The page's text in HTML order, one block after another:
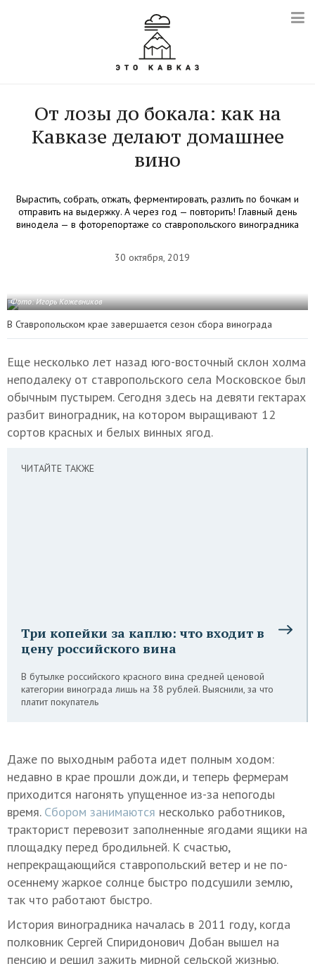
От лозы до бокала: как на
Кавказе делают домашнее
вино
Вырастить, собрать, отжать, ферментировать, разлить по бочкам и
отправить на выдержку. А через год — повторить! Главный день
винодела — в фоторепортаже со ставропольского виноградника
30 октября, 2019
Фото: Игорь Кожевников
В Ставропольском крае завершается сезон сбора винограда
Еще несколько лет назад юго-восточный склон холма
неподалеку от ставропольского села Московское был
обычным пустырем. Сегодня здесь на девяти гектарах
разбит виноградник, на котором выращивают 12
сортов красных и белых винных ягод.
ЧИТАЙТЕ ТАКЖЕ
Три копейки за каплю: что входит в
цену российского вина
В бутылке российского красного вина средней ценовой
категории винограда лишь на 38 рублей. Выяснили, за что
платит покупатель
Даже по выходным работа идет полным ходом:
недавно в крае прошли дожди, и теперь фермерам
приходится нагонять упущенное из-за непогоды
время. Сбором занимаются несколько работников,
тракторист перевозит заполненные ягодами ящики на
площадку перед бродильней. К счастью,
непрекращающийся ставропольский ветер и не по-
осеннему жаркое солнце быстро подсушили землю,
так что работают быстро.
История виноградника началась в 2011 году, когда
полковник Сергей Спиридонович Добан вышел на
пенсию и решил зажить мирной сельской жизнью.